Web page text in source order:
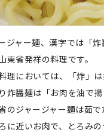
ジャー麺、漢字では「炸
東省発祥の料理です。
理においては、「炸」
炸醤麺は「お肉を油で
のジャージャー麺は茹
に近いお肉で、とろみ